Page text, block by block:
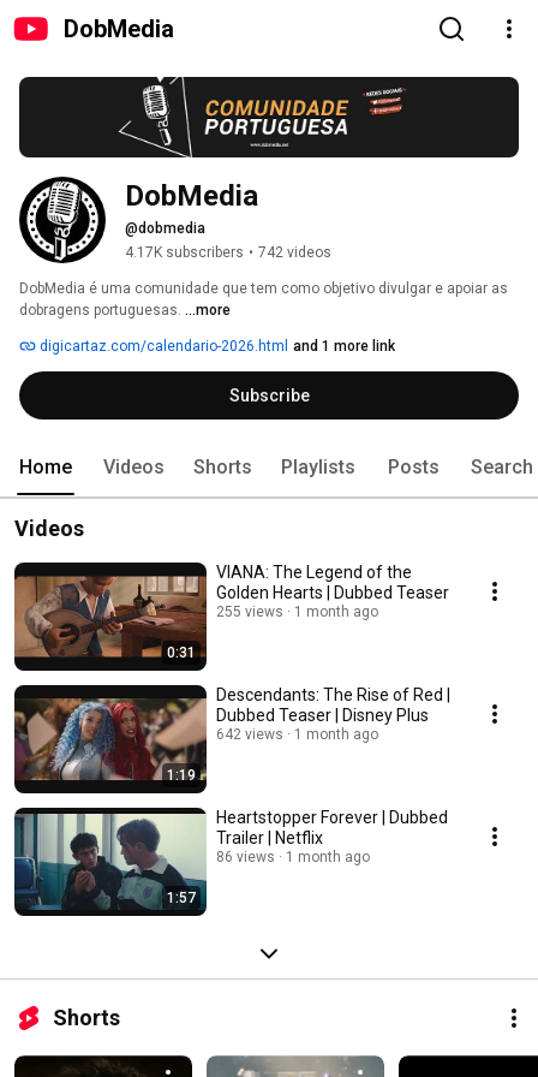
DobMedia
DobMedia
@dobmedia
4.17K subscribers • 742 videos
DobMedia é uma comunidade que tem como objetivo divulgar e apoiar as
dobragens portuguesas. ...more
digicartaz.com/calendario-2026.html and 1 more link
Subscribe
Home Videos Shorts Playlists Posts Search
Videos
0:31
VIANA: The Legend of the
Golden Hearts | Dubbed Teaser
255 views 1 month ago
1:19
Descendants: The Rise of Red |
Dubbed Teaser | Disney Plus
642 views 1 month ago
1:57
Heartstopper Forever | Dubbed
Trailer | Netflix
86 views 1 month ago
Shorts